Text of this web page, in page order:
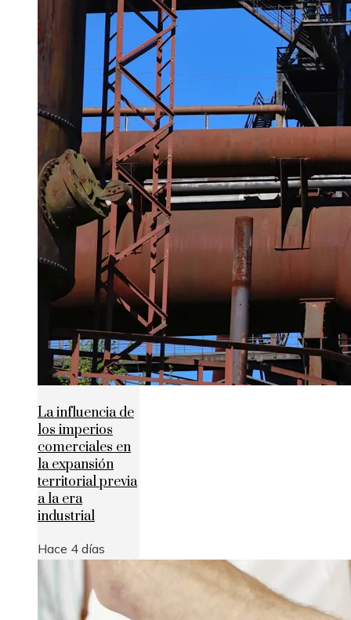
La influencia de
los imperios
comerciales en
la expansión
territorial previa
a la era
industrial
Hace 4 días